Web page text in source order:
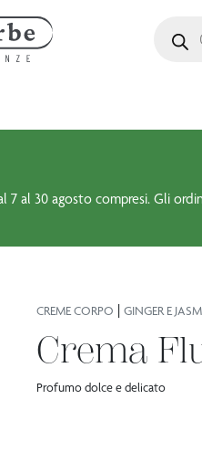
7 al 30 agosto compresi. Gli
CREME CORPO |GINGER E
Crema
Profumo dolce e delicato